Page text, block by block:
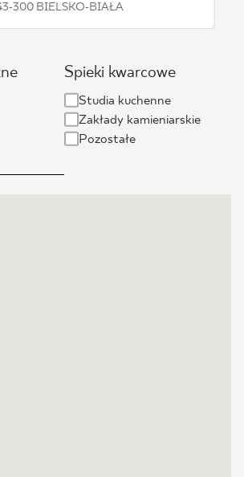
BIZNESU
BLOG
300 BIELSKO-BIAŁA
Spieki kwarcowe
Studia kuchenne
Zakłady kamieniarskie
Pozostałe